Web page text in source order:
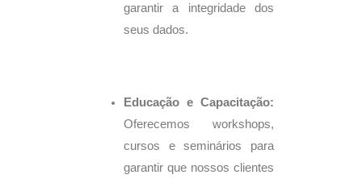
garantir a integridade dos
seus dados.
Educação e Capacitação:
Oferecemos workshops,
cursos e seminários para
garantir que nossos clientes